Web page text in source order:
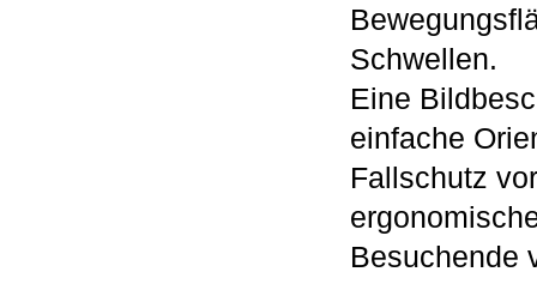
Schwellen.
Eine
einfache
Fallschutz
Besuchende